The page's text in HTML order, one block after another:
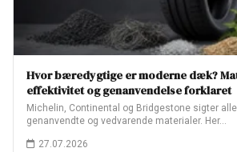
Hvor bæredygtige er moderne dæk?
effektivitet og genanvendelse forklaret
Michelin, Continental og Bridgestone sigter
genanvendte og vedvarende materialer. Her…
27.07.2026